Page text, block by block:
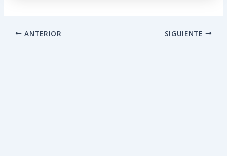
ANTERIOR SIGUIENTE